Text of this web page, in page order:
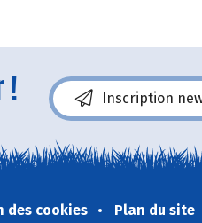
! Inscription
des cookies Plan du site